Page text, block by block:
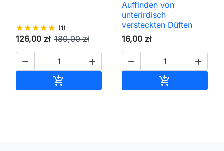
starstarstarstarstar (1)
126,00 zł 180,00 zł
 

Auffinden von
unterirdisch
versteckten Düften
16,00 zł
 
